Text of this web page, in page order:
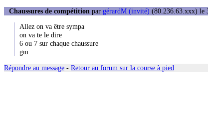
Chaussures de compétition par gérardM (invité) (80.236.63.xxx) le
Allez on va être sympa
on va te le dire
6 ou 7 sur chaque chaussure
gm
Répondre au message - Retour au forum sur la course à pied